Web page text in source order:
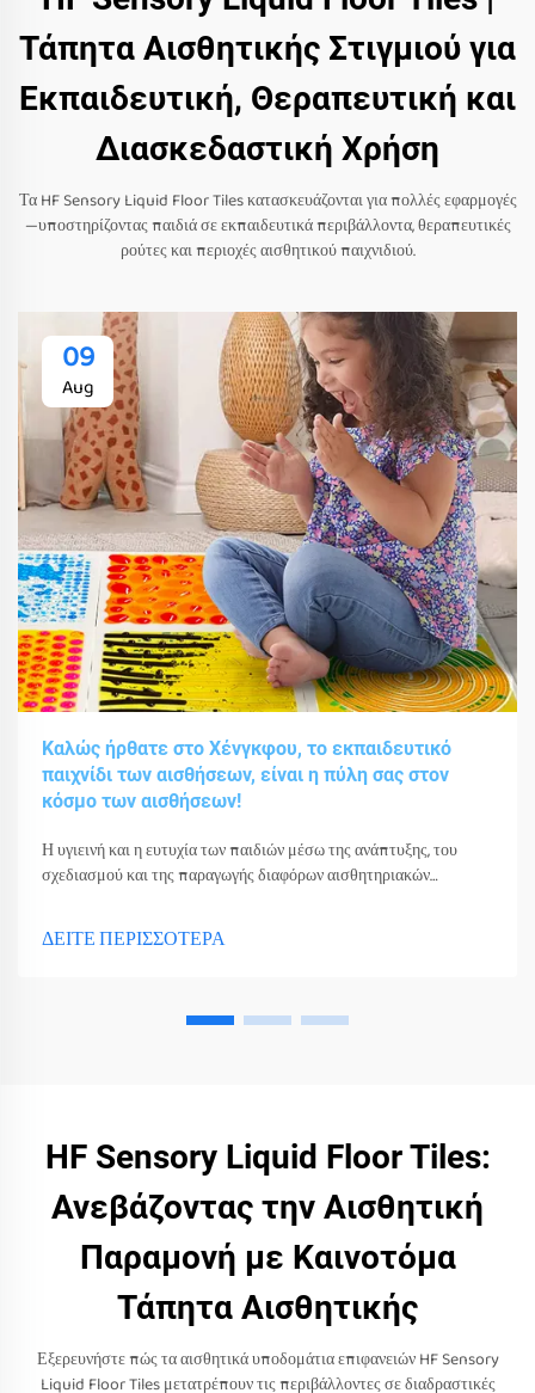
Τάπητα Αισθητικής Στιγμιού για
Εκπαιδευτική, Θεραπευτική και
Διασκεδαστική Χρήση
Τα HF Sensory Liquid Floor Tiles κατασκευάζονται για πολλές εφαρμογές
—υποστηρίζοντας παιδιά σε εκπαιδευτικά περιβάλλοντα, θεραπευτικές
ρούτες και περιοχές αισθητικού παιχνιδιού.
09
Aug
Καλώς ήρθατε στο Χένγκφου, το εκπαιδευτικό
παιχνίδι των αισθήσεων, είναι η πύλη σας στον
κόσμο των αισθήσεων!
Η υγιεινή και η ευτυχία των παιδιών μέσω της ανάπτυξης, του
σχεδιασμού και της παραγωγής διαφόρων αισθητηριακών
ΔΕΙΤΕ ΠΕΡΙΣΣΟΤΕΡΑ
HF Sensory Liquid Floor Tiles:
Ανεβάζοντας την Αισθητική
Παραμονή με Καινοτόμα
Τάπητα Αισθητικής
Εξερευνήστε πώς τα αισθητικά υποδομάτια επιφανειών HF Sensory
Liquid Floor Tiles μετατρέπουν τις περιβάλλοντες σε διαδραστικές